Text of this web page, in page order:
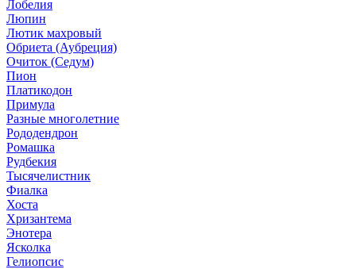
Лобелия
Люпин
Лютик махровый
Обриета (Аубреция)
Очиток (Седум)
Пион
Платикодон
Примула
Разные многолетние
Рододендрон
Ромашка
Рудбекия
Тысячелистник
Фиалка
Хоста
Хризантема
Энотера
Ясколка
Гелиопсис